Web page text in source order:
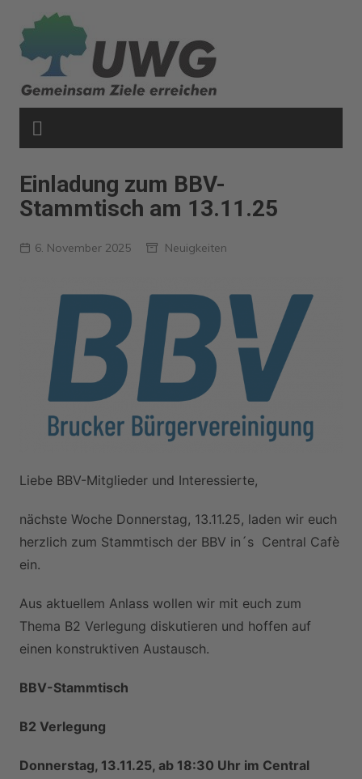
Inhalt
springen
Einladung zum BBV-
Stammtisch am 13.11.25
6. November 2025 Neuigkeiten
Liebe BBV-Mitglieder und Interessierte,
nächste Woche Donnerstag, 13.11.25, laden wir euch
herzlich zum Stammtisch der BBV in´s Central Cafè
ein.
Aus aktuellem Anlass wollen wir mit euch zum
Thema B2 Verlegung diskutieren und hoffen auf
einen konstruktiven Austausch.
BBV-Stammtisch
B2 Verlegung
Donnerstag, 13.11.25, ab 18:30 Uhr im Central